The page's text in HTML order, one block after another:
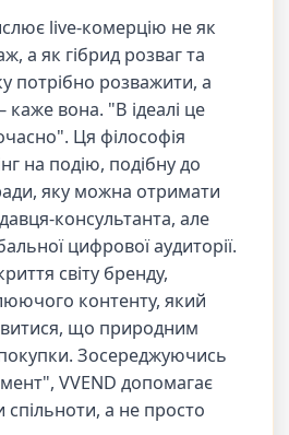
live-комерцію не як
а як гібрид розваг та
потрібно розважити, а
вона. "В ідеалі це
Ця філософія
на подію, подібну до
яку можна отримати
консультанта, але
цифрової аудиторії.
світу бренду,
контенту, який
що природним
Зосереджуючись
VVEND допомагає
а не просто